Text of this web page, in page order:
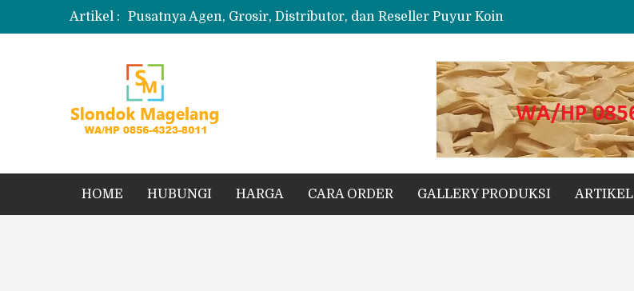
Artikel :
Pusatnya Agen, Grosir, Distributor, dan Reseller Puyur Koin
Produksi Slondok
Jual Puyur Koin Mentah 1 Ball 5 kg
Jual Pasir Merapi Terdekat Kualitas Unggul untuk Proyek Kecil hingga Besar
HOME HUBUNGI HARGA CARA ORDER GALLERY PRODUKSI ARTIKEL